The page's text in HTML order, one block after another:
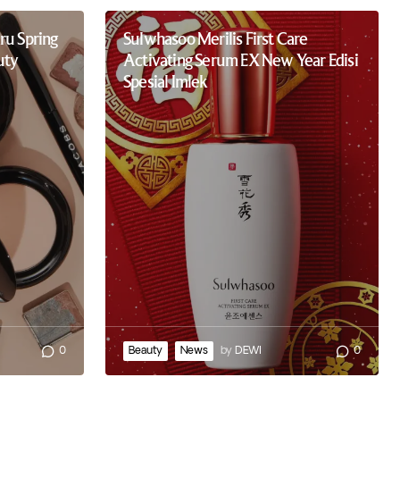
Spring
0
Sulwhasoo Merilis First Care
Activating Serum EX New Year Edisi
Spesial Imlek
Beauty News by DEWI 0